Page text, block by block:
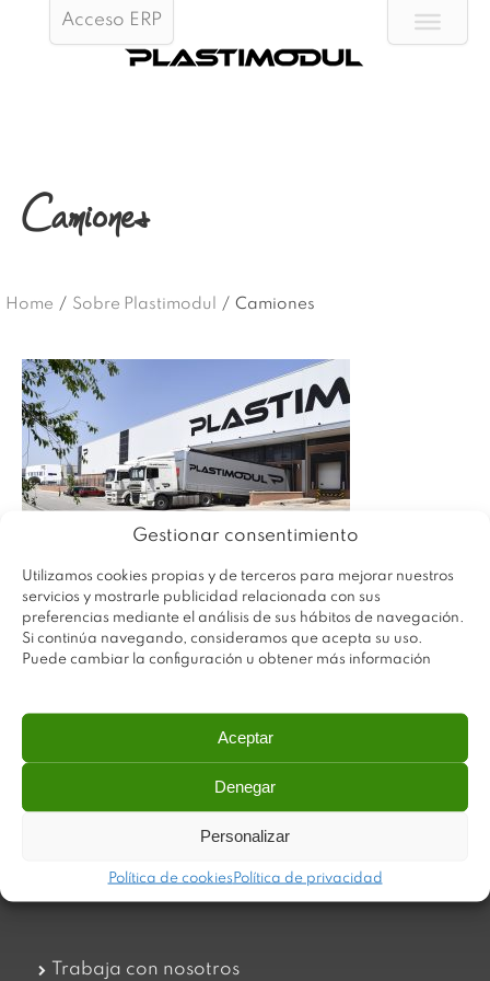
Gestionar consentimiento
Utilizamos cookies propias y de terceros para mejorar nuestros
servicios y mostrarle publicidad relacionada con sus
preferencias mediante el análisis de sus hábitos de navegación.
Si continúa navegando, consideramos que acepta su uso.
Puede cambiar la configuración u obtener más información
Aceptar
Denegar
Personalizar
Política de cookies Política de privacidad
Acceso ERP
Camiones
Home / Sobre Plastimodul / Camiones
Plastimodul tiene como objetivo ofrecer productos
en medios tecnológicos que permiten aportar soluciones
calidad y el mejor servicio a nuestros clientes.
Trabaja con nosotros